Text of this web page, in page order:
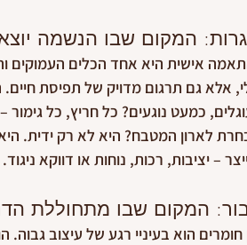
המקום שבו הנשמה
אישית היא אחד הכלים העמוקים
אלא גם תרגום מדויק של תפיסת
כמעט נוגעים? כל חריץ, כל
לארון המטבח? היא לא רק ידית. היא
– יציבות, רכות, נוחות או דווקא ניגוד.
המקום שבו מתחוללת
הוא בעיניי רגע של עיצוב